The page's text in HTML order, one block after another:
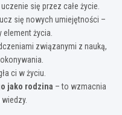
się przez całe życie.
się nowych umiejętności –
życia.
związanymi z nauką,
ci w życiu.
jako rodzina – to wzmacnia